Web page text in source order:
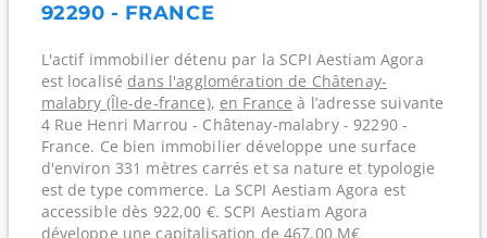
92290 - FRANCE
L'actif immobilier détenu par la SCPI Aestiam Agora
est localisé dans l'agglomération de Châtenay-
malabry (Île-de-france), en France à l’adresse suivante
4 Rue Henri Marrou - Châtenay-malabry - 92290 -
France. Ce bien immobilier développe une surface
d'environ 331 mètres carrés et sa nature et typologie
est de type commerce. La SCPI Aestiam Agora est
accessible dès 922,00 €. SCPI Aestiam Agora
développe une capitalisation de 467,00 M€